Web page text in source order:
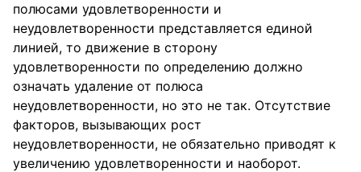
полюсами удовлетворенности и
неудовлетворенности представляется единой
линией, то движение в сторону
удовлетворенности по определению должно
означать удаление от полюса
неудовлетворенности, но это не так. Отсутствие
факторов, вызывающих рост
неудовлетворенности, не обязательно приводят к
увеличению удовлетворенности и наоборот.